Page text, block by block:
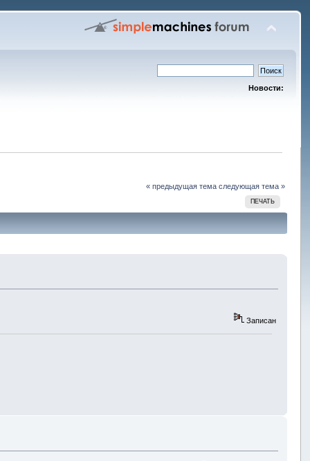
Новости:
« предыдущая тема следующая тема »
ПЕЧАТЬ
Записан